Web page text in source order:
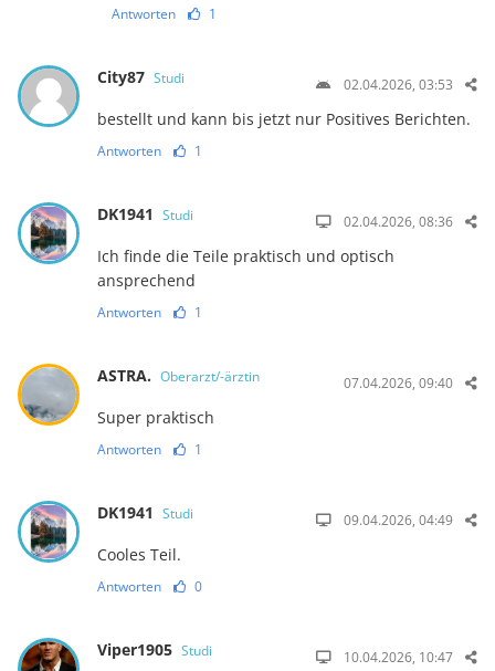
Antworten 1
City87 Studi 02.04.2026, 03:53
bestellt und kann bis jetzt nur Positives Berichten.
Antworten 1
DK1941 Studi 02.04.2026, 08:36
Ich finde die Teile praktisch und optisch
ansprechend
Antworten 1
ASTRA. Oberarzt/-ärztin 07.04.2026, 09:40
Super praktisch
Antworten 1
DK1941 Studi 09.04.2026, 04:49
Cooles Teil.
Antworten 0
Viper1905 Studi 10.04.2026, 10:47